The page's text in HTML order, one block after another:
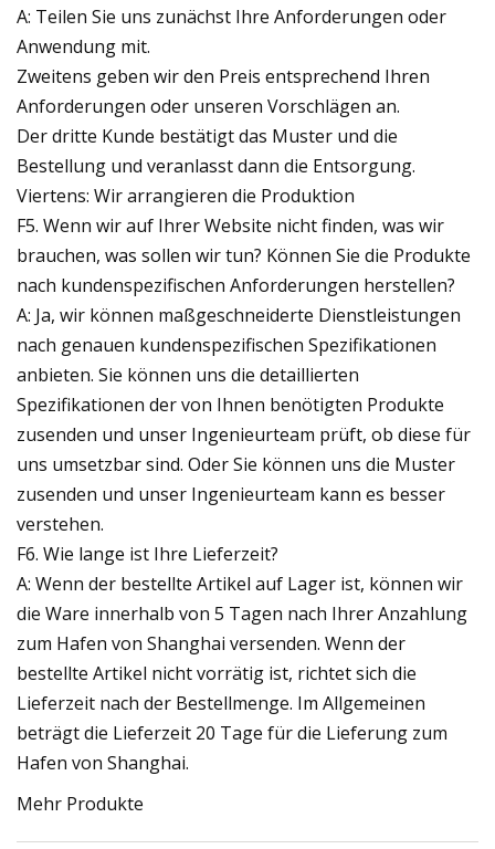
A: Teilen Sie uns zunächst Ihre Anforderungen oder
Anwendung mit.
Zweitens geben wir den Preis entsprechend Ihren
Anforderungen oder unseren Vorschlägen an.
Der dritte Kunde bestätigt das Muster und die
Bestellung und veranlasst dann die Entsorgung.
Viertens: Wir arrangieren die Produktion
F5. Wenn wir auf Ihrer Website nicht finden, was wir
brauchen, was sollen wir tun? Können Sie die Produkte
nach kundenspezifischen Anforderungen herstellen?
A: Ja, wir können maßgeschneiderte Dienstleistungen
nach genauen kundenspezifischen Spezifikationen
anbieten. Sie können uns die detaillierten
Spezifikationen der von Ihnen benötigten Produkte
zusenden und unser Ingenieurteam prüft, ob diese für
uns umsetzbar sind. Oder Sie können uns die Muster
zusenden und unser Ingenieurteam kann es besser
verstehen.
F6. Wie lange ist Ihre Lieferzeit?
A: Wenn der bestellte Artikel auf Lager ist, können wir
die Ware innerhalb von 5 Tagen nach Ihrer Anzahlung
zum Hafen von Shanghai versenden. Wenn der
bestellte Artikel nicht vorrätig ist, richtet sich die
Lieferzeit nach der Bestellmenge. Im Allgemeinen
beträgt die Lieferzeit 20 Tage für die Lieferung zum
Hafen von Shanghai.
Mehr Produkte